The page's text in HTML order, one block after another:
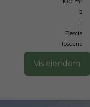
2
1
Pescia
Toscana
Vis ejendom